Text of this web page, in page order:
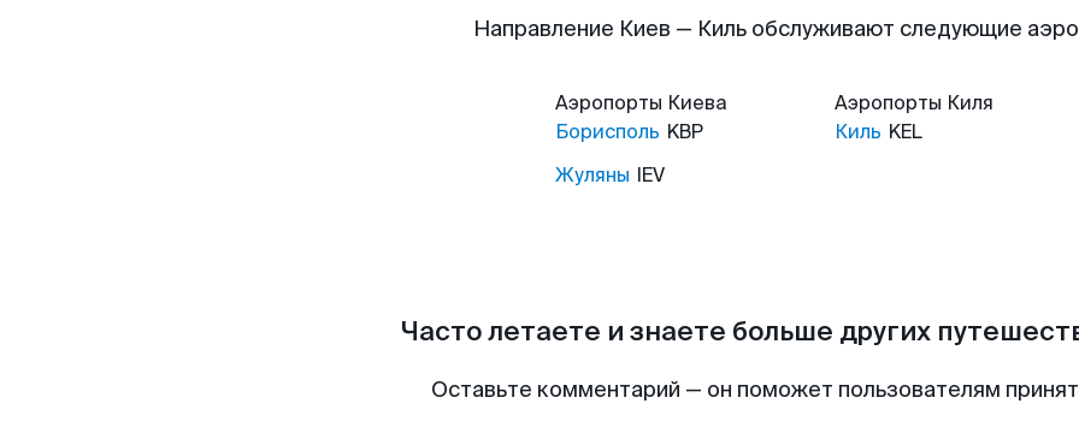
Направление Киев — Киль обслуживают следующие
Аэропорты Киева
Борисполь KBP
Жуляны IEV
Аэропорты Киля
Киль KEL
Часто летаете и знаете больше других
Оставьте комментарий — он поможет пользователям